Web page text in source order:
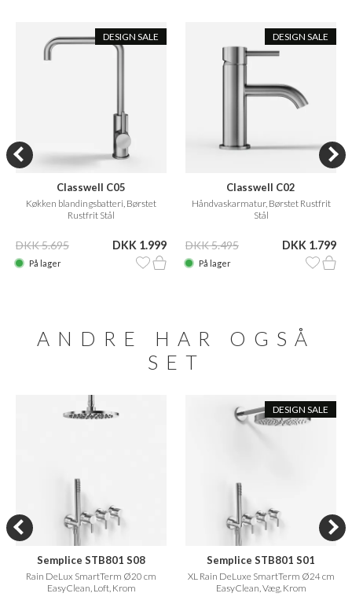
DESIGN SALE
Classwell C05
Køkken blandingsbatteri, Børstet
Rustfrit Stål
DKK 5.695 DKK 1.999
På lager
DESIGN SALE
Classwell C02
Håndvaskarmatur, Børstet Rustfrit
Stål
DKK 5.495 DKK 1.799
På lager
ANDRE HAR OGSÅ
SET
Semplice STB801 S08
Rain DeLux SmartTerm Ø20 cm
EasyClean, Loft, Krom
DESIGN SALE
Semplice STB801 S01
XL Rain DeLuxe SmartTerm Ø24 cm
EasyClean, Væg, Krom